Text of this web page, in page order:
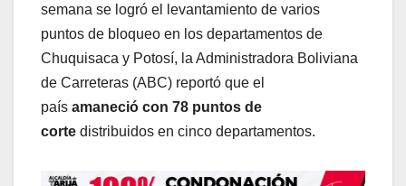
semana se logró el levantamiento de varios
puntos de bloqueo en los departamentos de
Chuquisaca y Potosí, la Administradora Boliviana
de Carreteras (ABC) reportó que el
país amaneció con 78 puntos de
corte distribuidos en cinco departamentos.